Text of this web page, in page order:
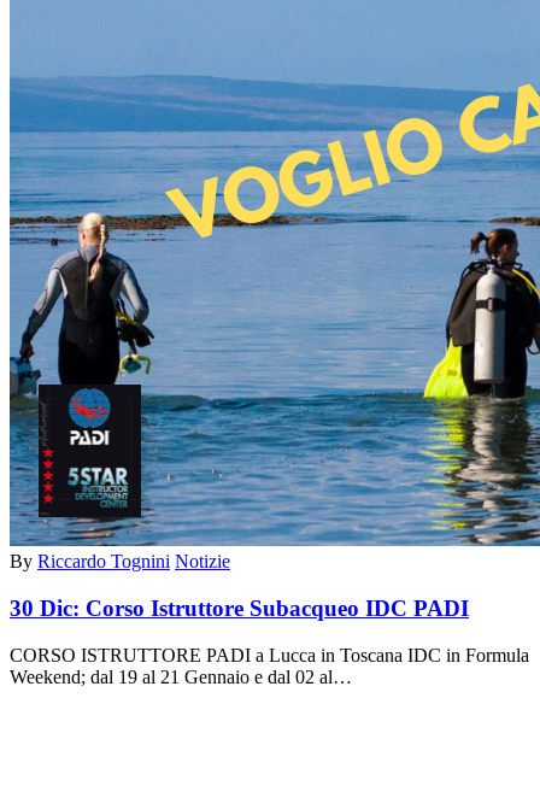
By Riccardo Tognini Notizie
30 Dic: Corso Istruttore Subacqueo IDC PADI
CORSO ISTRUTTORE PADI a Lucca in Toscana IDC in Formula
Weekend; dal 19 al 21 Gennaio e dal 02 al…